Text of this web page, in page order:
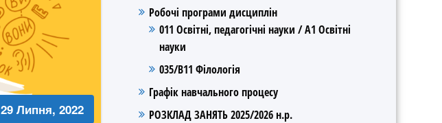
29 Липня, 2022
Робочі програми дисциплін
011 Освітні, педагогічні науки / А1 Освітні
науки
035/В11 Філологія
Графік навчального процесу
РОЗКЛАД ЗАНЯТЬ 2025/2026 н.р.